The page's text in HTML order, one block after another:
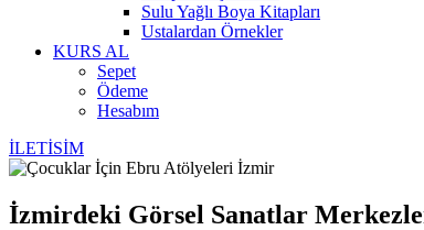
Sulu Yağlı Boya Kitapları
Ustalardan Örnekler
KURS AL
Sepet
Ödeme
Hesabım
İLETİSİM
İzmirdeki Görsel Sanatlar